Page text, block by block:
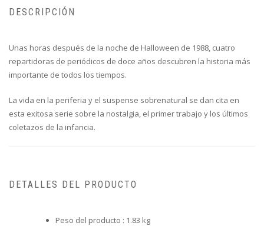
DESCRIPCIÓN
Unas horas después de la noche de Halloween de 1988, cuatro
repartidoras de periódicos de doce años descubren la historia más
importante de todos los tiempos.
La vida en la periferia y el suspense sobrenatural se dan cita en
esta exitosa serie sobre la nostalgia, el primer trabajo y los últimos
coletazos de la infancia.
DETALLES DEL PRODUCTO
Peso del producto : 1.83 kg